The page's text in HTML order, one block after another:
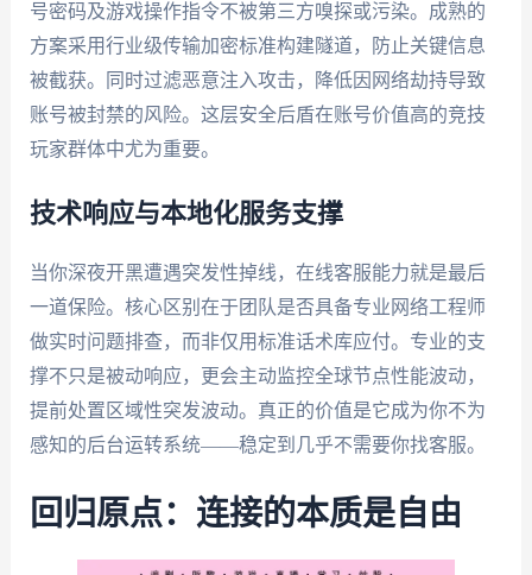
号密码及游戏操作指令不被第三方嗅探或污染。成熟的
方案采用行业级传输加密标准构建隧道，防止关键信息
被截获。同时过滤恶意注入攻击，降低因网络劫持导致
账号被封禁的风险。这层安全后盾在账号价值高的竞技
玩家群体中尤为重要。
技术响应与本地化服务支撑
当你深夜开黑遭遇突发性掉线，在线客服能力就是最后
一道保险。核心区别在于团队是否具备专业网络工程师
做实时问题排查，而非仅用标准话术库应付。专业的支
撑不只是被动响应，更会主动监控全球节点性能波动，
提前处置区域性突发波动。真正的价值是它成为你不为
感知的后台运转系统——稳定到几乎不需要你找客服。
回归原点：连接的本质是自由